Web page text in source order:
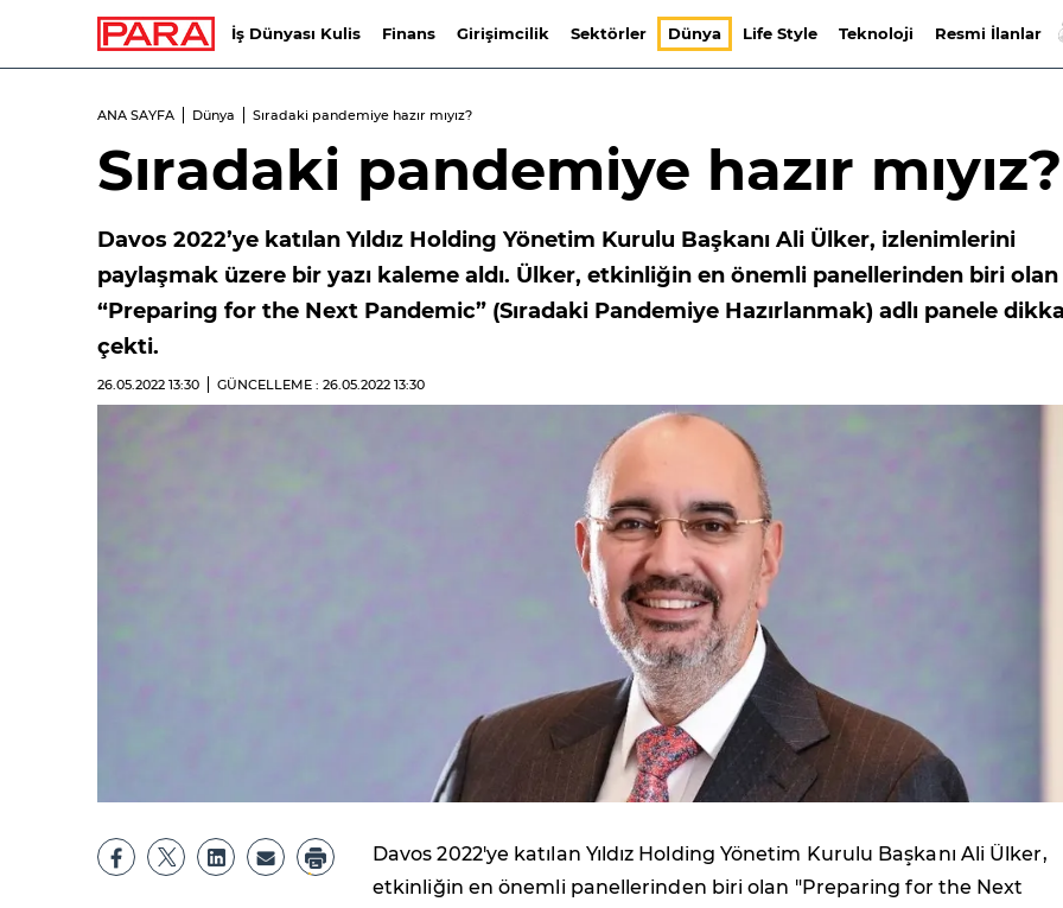
İş Dünyası Kulis Finans Girişimcilik Sektörler Dünya Life Style Teknoloji Resmi İlanlar
ANA SAYFA Dünya Sıradaki pandemiye hazır mıyız?
Sıradaki pandemiye hazır mıyız?
Davos 2022’ye katılan Yıldız Holding Yönetim Kurulu Başkanı Ali Ülker, izlenimlerini
paylaşmak üzere bir yazı kaleme aldı. Ülker, etkinliğin en önemli panellerinden biri olan
“Preparing for the Next Pandemic” (Sıradaki Pandemiye Hazırlanmak) adlı panele
çekti.
26.05.2022 13:30 GÜNCELLEME : 26.05.2022 13:30
Davos 2022'ye katılan Yıldız Holding Yönetim Kurulu Başkanı Ali Ülker,
etkinliğin en önemli panellerinden biri olan "Preparing for the Next